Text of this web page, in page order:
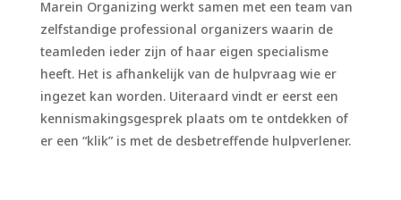
Marein Organizing werkt samen met een team van
zelfstandige professional organizers waarin de
teamleden ieder zijn of haar eigen specialisme
heeft. Het is afhankelijk van de hulpvraag wie er
ingezet kan worden. Uiteraard vindt er eerst een
kennismakingsgesprek plaats om te ontdekken of
er een “klik” is met de desbetreffende hulpverlener.